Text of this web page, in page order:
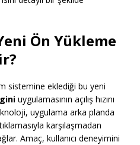
Ön Yükleme
sistemine eklediği bu yeni
uygulamasının açılış hızını
uygulama arka planda
karşılaşmadan
Amaç, kullanıcı deneyimini